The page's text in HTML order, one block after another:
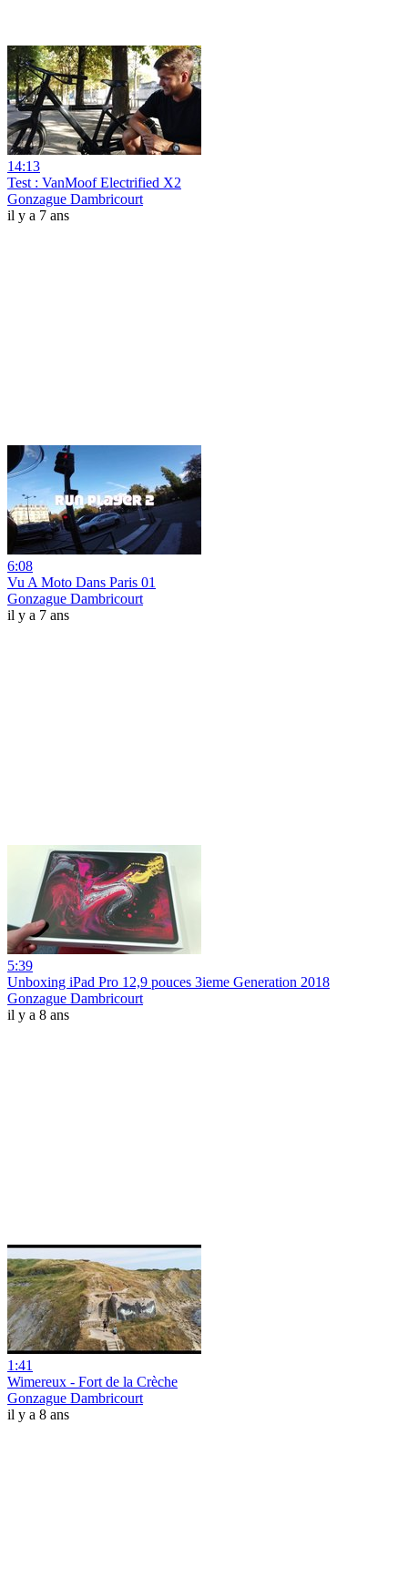
14:13
Test : VanMoof Electrified X2
Gonzague Dambricourt
il y a 7 ans
6:08
Vu A Moto Dans Paris 01
Gonzague Dambricourt
il y a 7 ans
5:39
Unboxing iPad Pro 12,9 pouces 3ieme Generation 2018
Gonzague Dambricourt
il y a 8 ans
1:41
Wimereux - Fort de la Crèche
Gonzague Dambricourt
il y a 8 ans